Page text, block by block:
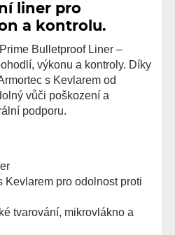
liner pro
a kontrolu.
Bulletproof Liner –
výkonu a kontroly. Díky
s Kevlarem od
vůči poškození a
podporu.
Kevlarem pro odolnost proti
tvarování, mikrovlákno a